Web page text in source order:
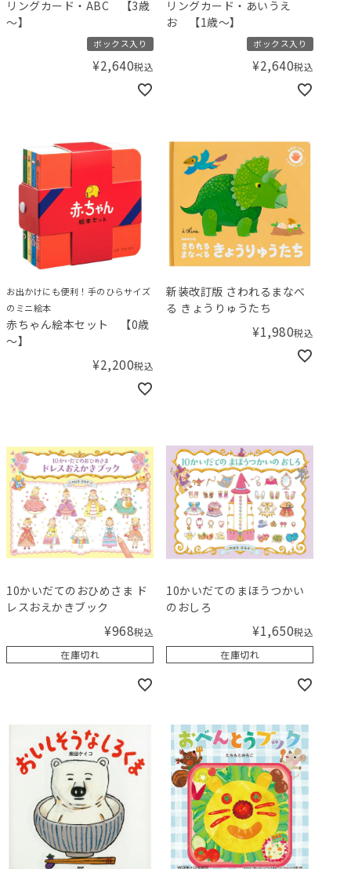
リングカード・ABC 【3歳
～】
ボックス入り
¥2,640税込
リングカード・あいうえ
お 【1歳～】
ボックス入り
¥2,640税込
お出かけにも便利！手のひらサイズ
のミニ絵本
赤ちゃん絵本セット 【0歳
～】
¥2,200税込
新装改訂版 さわれるまなべ
る きょうりゅうたち
¥1,980税込
10かいだてのおひめさま ド
レスおえかきブック
¥968税込
在庫切れ
10かいだてのまほうつかい
のおしろ
¥1,650税込
在庫切れ